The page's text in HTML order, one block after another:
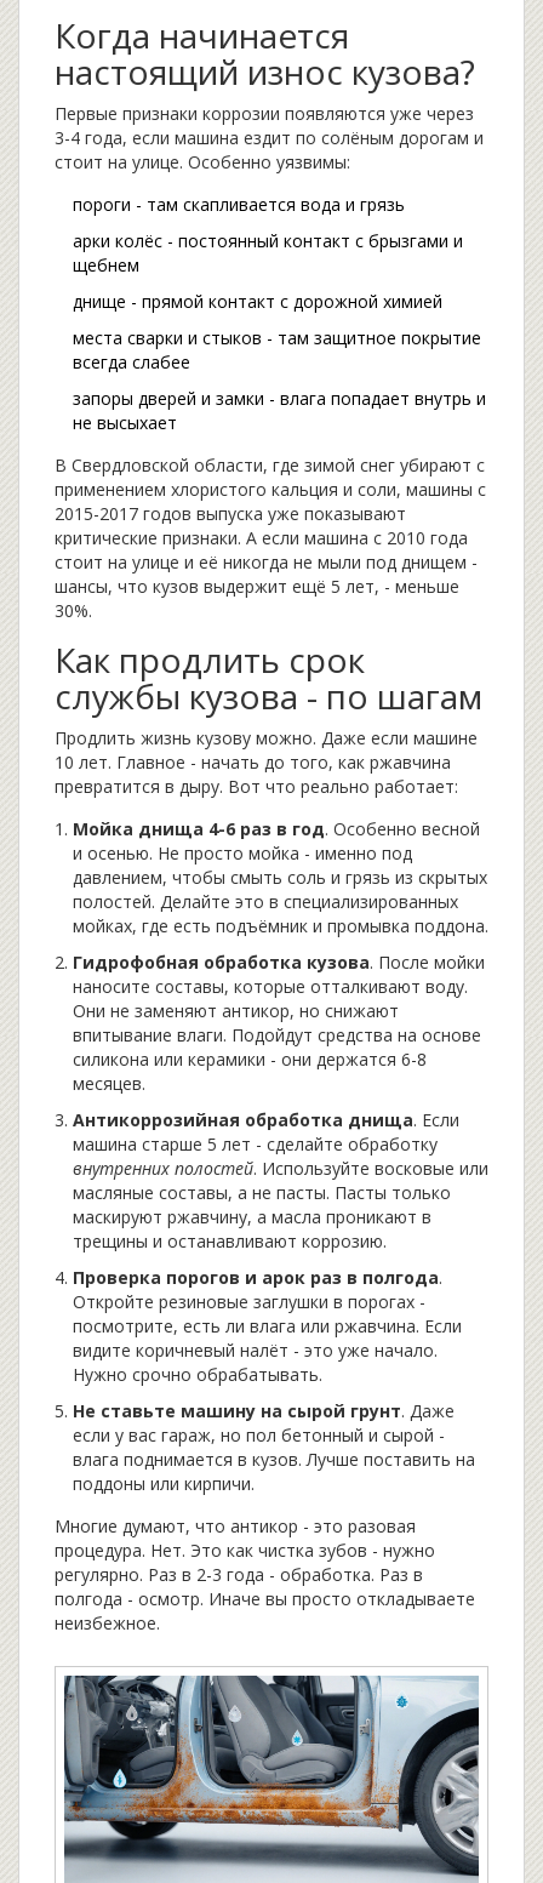
Когда начинается
настоящий износ кузова?
Первые признаки коррозии появляются уже через
3-4 года, если машина ездит по солёным дорогам и
стоит на улице. Особенно уязвимы:
пороги - там скапливается вода и грязь
арки колёс - постоянный контакт с брызгами и
щебнем
днище - прямой контакт с дорожной химией
места сварки и стыков - там защитное покрытие
всегда слабее
запоры дверей и замки - влага попадает внутрь и
не высыхает
В Свердловской области, где зимой снег убирают с
применением хлористого кальция и соли, машины с
2015-2017 годов выпуска уже показывают
критические признаки. А если машина с 2010 года
стоит на улице и её никогда не мыли под днищем -
шансы, что кузов выдержит ещё 5 лет, - меньше
30%.
Как продлить срок
службы кузова - по шагам
Продлить жизнь кузову можно. Даже если машине
10 лет. Главное - начать до того, как ржавчина
превратится в дыру. Вот что реально работает:
Мойка днища 4-6 раз в год. Особенно весной
и осенью. Не просто мойка - именно под
давлением, чтобы смыть соль и грязь из скрытых
полостей. Делайте это в специализированных
мойках, где есть подъёмник и промывка поддона.
Гидрофобная обработка кузова. После мойки
наносите составы, которые отталкивают воду.
Они не заменяют антикор, но снижают
впитывание влаги. Подойдут средства на основе
силикона или керамики - они держатся 6-8
месяцев.
Антикоррозийная обработка днища. Если
машина старше 5 лет - сделайте обработку
внутренних полостей. Используйте восковые или
масляные составы, а не пасты. Пасты только
маскируют ржавчину, а масла проникают в
трещины и останавливают коррозию.
Проверка порогов и арок раз в полгода.
Откройте резиновые заглушки в порогах -
посмотрите, есть ли влага или ржавчина. Если
видите коричневый налёт - это уже начало.
Нужно срочно обрабатывать.
Не ставьте машину на сырой грунт. Даже
если у вас гараж, но пол бетонный и сырой -
влага поднимается в кузов. Лучше поставить на
поддоны или кирпичи.
Многие думают, что антикор - это разовая
процедура. Нет. Это как чистка зубов - нужно
регулярно. Раз в 2-3 года - обработка. Раз в
полгода - осмотр. Иначе вы просто откладываете
неизбежное.